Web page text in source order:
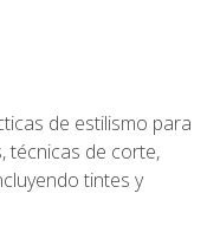
de estilismo para
técnicas de corte,
tintes y